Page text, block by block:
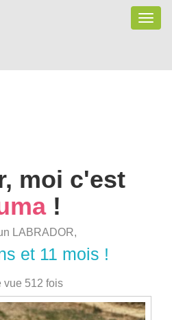
Toggle
moi c'est
!
LABRADOR,
et 11 mois !
vue 512 fois